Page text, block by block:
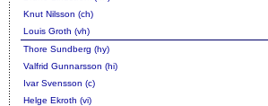
Knut Nilsson (ch)
Louis Groth (vh)
Thore Sundberg (hy)
Valfrid Gunnarsson (hi)
Ivar Svensson (c)
Helge Ekroth (vi)